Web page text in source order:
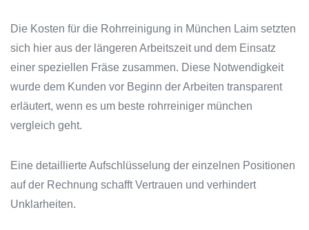
Die Kosten für die Rohrreinigung in München Laim setzten
sich hier aus der längeren Arbeitszeit und dem Einsatz
einer speziellen Fräse zusammen. Diese Notwendigkeit
wurde dem Kunden vor Beginn der Arbeiten transparent
erläutert, wenn es um beste rohrreiniger münchen
vergleich geht.
Eine detaillierte Aufschlüsselung der einzelnen Positionen
auf der Rechnung schafft Vertrauen und verhindert
Unklarheiten.